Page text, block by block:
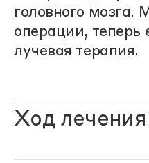
головного мозга.
операции, теперь
лучевая терапия.
Ход лечения